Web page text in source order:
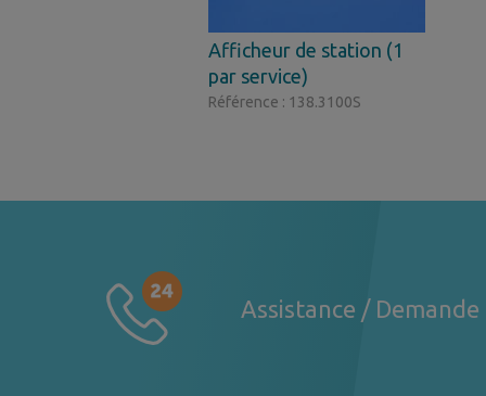
Afficheur de station (1
par service)
Référence : 138.3100S
Assistance /